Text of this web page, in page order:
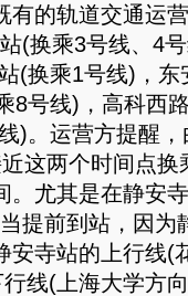
的轨道交通运营
(换乘3号线、4
(换乘1号线)，
8号线)，高科西
)。运营方提醒
这两个时间点换
。尤其是在静安
提前到站，因为
安寺站的上行线(
线(上海大学方